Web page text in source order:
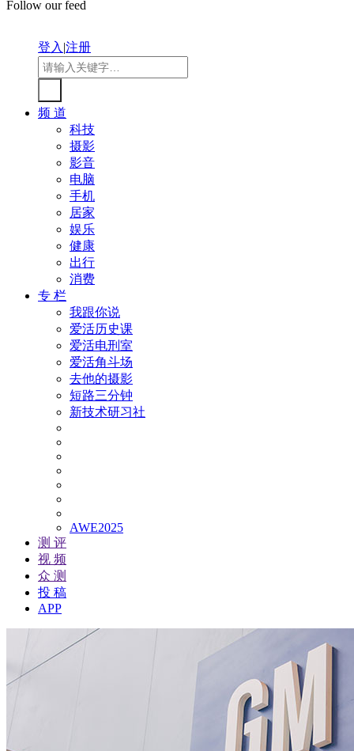
Follow our feed
登入|注册
频 道
科技
摄影
影音
电脑
手机
居家
娱乐
健康
出行
消费
专 栏
我跟你说
爱活历史课
爱活电刑室
爱活角斗场
去他的摄影
短路三分钟
新技术研习社
AWE2025
测 评
视 频
众 测
投 稿
APP